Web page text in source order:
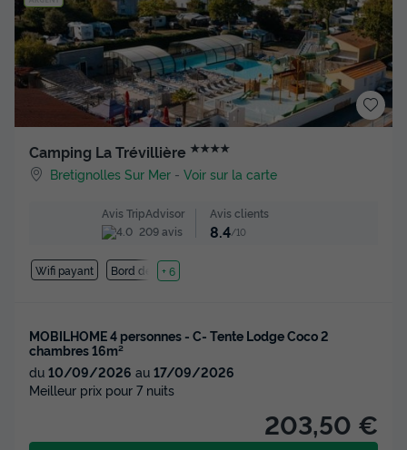
Camping La Trévillière ★★★★
Bretignolles Sur Mer -Voir sur la carte
Avis TripAdvisor
209 avis
Avis clients
8.4/10
Wifi payant Bord de mer
+ 6
MOBILHOME 4 personnes - C- Tente Lodge Coco 2
chambres 16m²
du 10/09/2026 au 17/09/2026
Meilleur prix pour 7 nuits
203,50 €